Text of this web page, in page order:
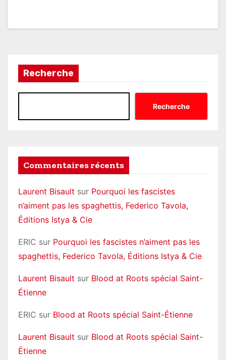
Recherche
Recherche
Commentaires récents
Laurent Bisault sur Pourquoi les fascistes
n’aiment pas les spaghettis, Federico Tavola,
Éditions Istya & Cie
ERIC sur Pourquoi les fascistes n’aiment pas les
spaghettis, Federico Tavola, Éditions Istya & Cie
Laurent Bisault sur Blood at Roots spécial Saint-
Étienne
ERIC sur Blood at Roots spécial Saint-Étienne
Laurent Bisault sur Blood at Roots spécial Saint-
Étienne